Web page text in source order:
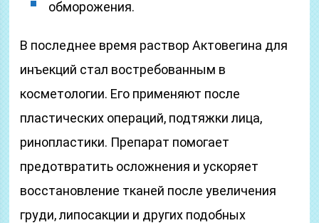
обморожения.
В последнее время раствор Актовегина для
инъекций стал востребованным в
косметологии. Его применяют после
пластических операций, подтяжки лица,
ринопластики. Препарат помогает
предотвратить осложнения и ускоряет
восстановление тканей после увеличения
груди, липосакции и других подобных